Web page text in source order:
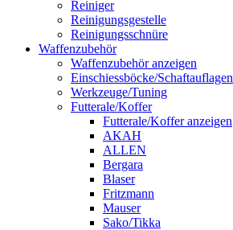
Reiniger
Reinigungsgestelle
Reinigungsschnüre
Waffenzubehör
Waffenzubehör anzeigen
Einschiessböcke/Schaftauflagen
Werkzeuge/Tuning
Futterale/Koffer
Futterale/Koffer anzeigen
AKAH
ALLEN
Bergara
Blaser
Fritzmann
Mauser
Sako/Tikka